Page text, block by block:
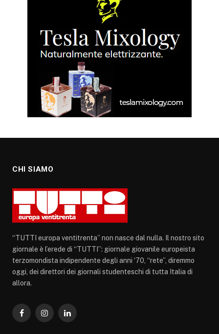
CHI SIAMO
“TUTTI europa ventitrenta” non nasce dal nulla. Il nostro sito
giornale è l’erede di “TUTTI”: giornale giovanile europeista
terzomondista indipendente degli anni ‘70, “rete”, diremmo
oggi, dei direttori dei giornali studenteschi di tutta Italia di
allora.
FacebookInstagramLinkedIn